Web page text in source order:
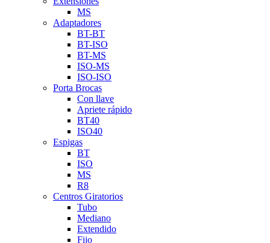
MS
Adaptadores
BT-BT
BT-ISO
BT-MS
ISO-MS
ISO-ISO
Porta Brocas
Con llave
Apriete rápido
BT40
ISO40
Espigas
BT
ISO
MS
R8
Centros Giratorios
Tubo
Mediano
Extendido
Fijo